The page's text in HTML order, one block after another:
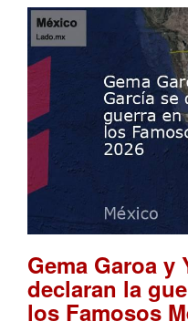
Gema Garoa y
declaran la
los Famosos